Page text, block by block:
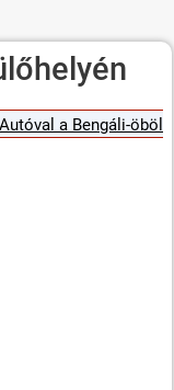
Autóval a Bengáli-